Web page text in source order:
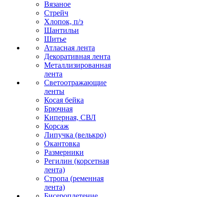
Вязаное
Стрейч
Хлопок, п/э
Шантильи
Шитье
Атласная лента
Декоративная лента
Металлизированная
лента
Светоотражающие
ленты
Косая бейка
Брючная
Киперная, СВЛ
Корсаж
Липучка (велькро)
Окантовка
Размерники
Регилин (корсетная
лента)
Стропа (ременная
лента)